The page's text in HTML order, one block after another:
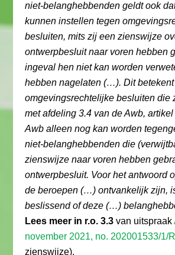
niet-belanghebbenden geldt ook
kunnen instellen tegen
besluiten, mits zij een zienswijze
ontwerpbesluit naar voren hebben
ingeval hen niet kan worden
hebben nagelaten (…). Dit
omgevingsrechtelijke besluiten die
met afdeling 3.4 van de Awb,
Awb alleen nog kan worden
niet-belanghebbenden die
zienswijze naar voren hebben
ontwerpbesluit. Voor het antwoord
de beroepen (…) ontvankelijk zijn,
beslissend of deze (…)
Lees meer in r.o. 3.3 van uitspraak
november 2021, no. 202001533/1/
zienswijze).